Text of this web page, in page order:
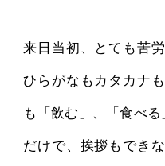
来日当初、とても苦
ひらがなもカタカナ
も「飲む」、「食べ
だけで、挨拶もでき